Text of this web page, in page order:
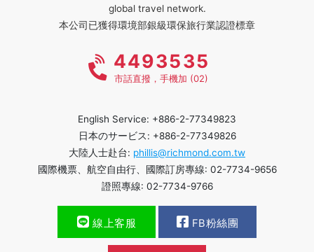
global travel network.
本公司已獲得環境部銀級環保旅行業認證標章
4493535
市話直撥，手機加 (02)
English Service: +886-2-77349823
日本のサービス: +886-2-77349826
大陸人士赴台: phillis@richmond.com.tw
國際機票、航空自由行、國際訂房專線: 02-7734-9656
證照專線: 02-7734-9766
線上客服 FB粉絲團